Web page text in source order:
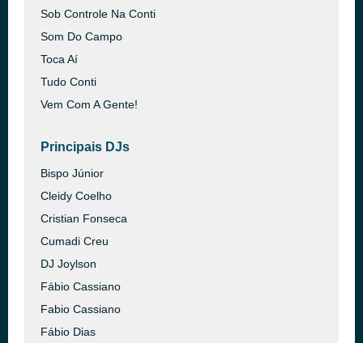
Sob Controle Na Conti
Som Do Campo
Toca Aí
Tudo Conti
Vem Com A Gente!
Principais DJs
Bispo Júnior
Cleidy Coelho
Cristian Fonseca
Cumadi Creu
DJ Joylson
Fábio Cassiano
Fabio Cassiano
Fábio Dias